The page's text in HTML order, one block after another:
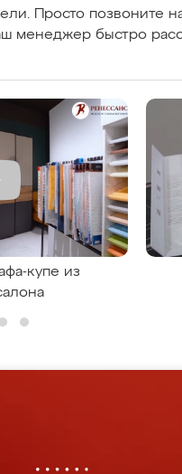
Просто позвоните
менеджер быстро
купе из